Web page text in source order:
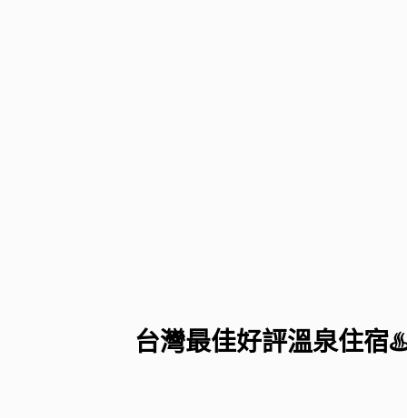
台灣最佳好評溫泉住宿